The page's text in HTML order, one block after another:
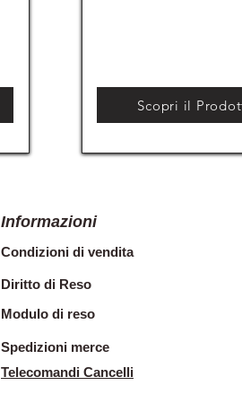
Scopri il
Informazioni
Condizioni di vendita
Diritto di Reso
Modulo di reso
Spedizioni merce
Telecomandi Cancelli